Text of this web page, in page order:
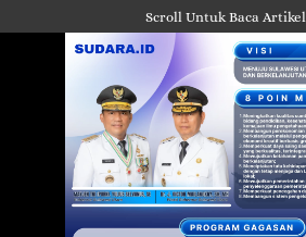
ke
Scroll Untuk Baca Artikel